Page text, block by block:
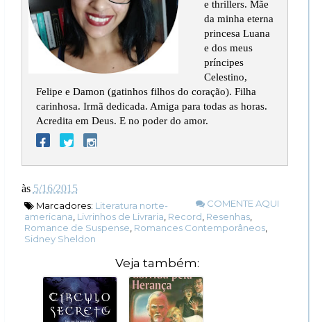
e thrillers. Mãe
da minha eterna
princesa Luana
e dos meus
príncipes
Celestino,
Felipe e Damon (gatinhos filhos do coração). Filha
carinhosa. Irmã dedicada. Amiga para todas as horas.
Acredita em Deus. E no poder do amor.
às 5/16/2015
COMENTE AQUI
Marcadores: Literatura norte-
americana Livrinhos de Livraria Record Resenhas,
Romance de Suspense Romances Contemporâneos,
Sidney Sheldon
Veja também: